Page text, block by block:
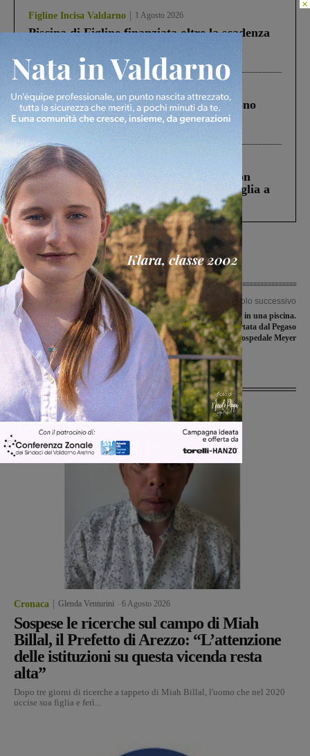
Figline Incisa Valdarno 1 Agosto 2026
Piscina di Figline finanziata oltre la scadenza
ringraziamento al Governo”
Cronaca 4 Agosto 2026
Un anno fa la strage in A1 in cui morirono
Gianni, Giulia e Franco. Lo schianto, il
processo, lo stop ai sorpassi fra tir....
Cronaca 3 Agosto 2026
Scomparso da una struttura di Castiglion
Fiorentino l’uomo che aveva ucciso la figlia a
Levane nel 2020
Articolo precedente
Record di rinunce di proprietà per il
canile di Forestello. Intanto Primula e
Pantera stanno bene
Articolo successivo
Bucine, incidente in una piscina.
Bambina trasportata dal Pegaso
all’ospedale Meyer
Ultime Notizie
Cronaca Glenda Venturini 6 Agosto 2026
Sospese le ricerche sul campo di Miah
Billal, il Prefetto di Arezzo: “L’attenzione
delle istituzioni su questa vicenda resta
alta”
Dopo tre giorni di ricerche a tappeto di Miah Billal, l'uomo che nel 2020
uccise sua figlia e ferì...
×